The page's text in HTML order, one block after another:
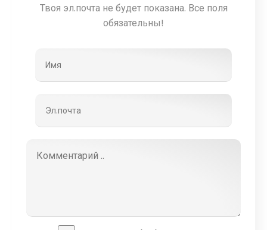
Твоя эл.почта не будет показана. Все поля
обязательны!